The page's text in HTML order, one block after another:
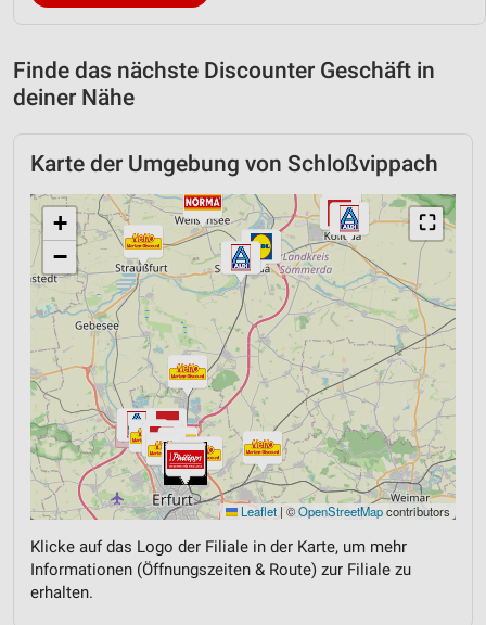
Finde das nächste Discounter Geschäft in
deiner Nähe
Karte der Umgebung von Schloßvippach
⛶
+
−
Leaflet | ©OpenStreetMapcontributors
Klicke auf das Logo der Filiale in der Karte, um mehr
Informationen (Öffnungszeiten & Route) zur Filiale zu
erhalten.